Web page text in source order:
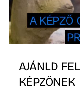
AJÁNLD
KÉPZŐNEK